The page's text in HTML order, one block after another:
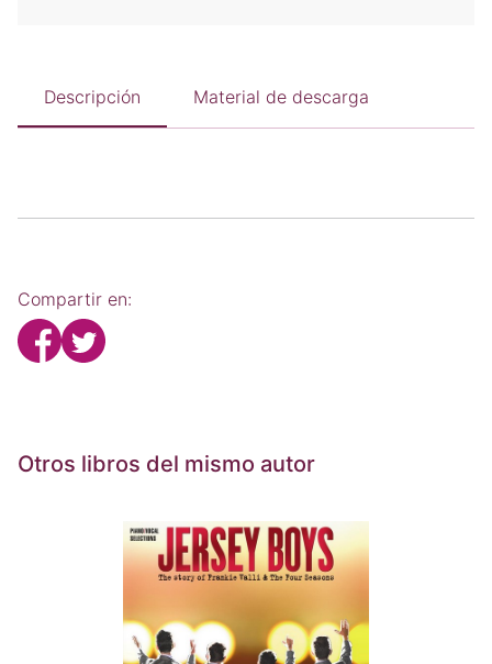
Descripción Material de descarga
Compartir en:
Otros libros del mismo autor